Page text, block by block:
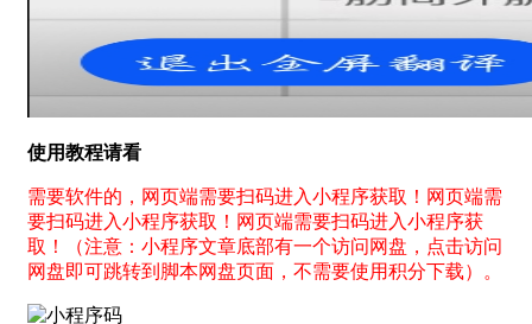
使用教程请看
需要软件的，网页端需要扫码进入小程序获取！网页端需
要扫码进入小程序获取！网页端需要扫码进入小程序获
取！（注意：小程序文章底部有一个访问网盘，点击访问
网盘即可跳转到脚本网盘页面，不需要使用积分下载）。